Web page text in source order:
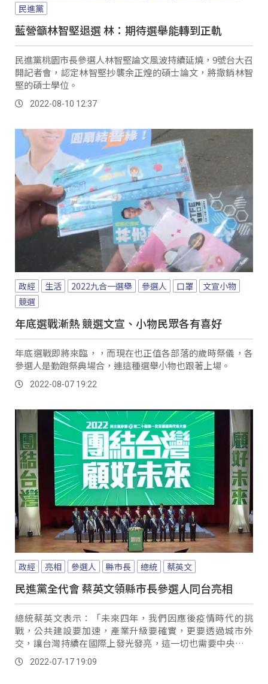
民進黨
藍營籲林智堅退選 林：期待選舉能轉到正軌
民進黨桃園市長參選人林智堅論文風波持續延燒，9號台大召
開記者會，認定林智堅抄襲余正煌的碩士論文，將撤銷林智
堅的碩士學位。
2022-08-10 12:37
政經 生活 2022九合一選舉 參選人 口罩
文宣小物
競選
年底選戰漸熱 競選文宣、小物民眾各有喜好
年底選戰即將來臨，，而現在也正值各部落的歲時祭儀，各
參選人是勤跑祭典場合，連這種選舉小物也跟著上場。
2022-08-07 19:22
政經 亮相 參選人 縣市長 總統 蔡英文
民進黨全代會 蔡英文領縣市長參選人同台亮相
總統蔡英文表示：「未來四年，我們因應後疫情時代的挑
戰，公共建設要加速，產業升級要確實，更要透過城市外
交，讓台灣持續在國際上發光發亮，這一切也需要中央地方
同心，台灣就像一支棒球隊，中央政府和地方政府，各...。
2022-07-17 19:09